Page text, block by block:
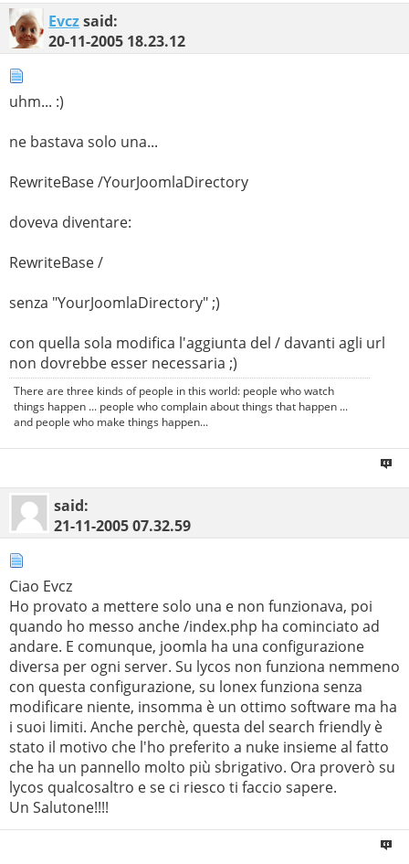
Evczsaid:
20-11-2005 18.23.12
uhm... :)
ne bastava solo una...
RewriteBase /YourJoomlaDirectory
doveva diventare:
RewriteBase /
senza "YourJoomlaDirectory" ;)
con quella sola modifica l'aggiunta del / davanti agli url
non dovrebbe esser necessaria ;)
There are three kinds of people in this world: people who watch
things happen ... people who complain about things that happen ...
and people who make things happen...
said:
21-11-200507.32.59
Ciao Evcz
Ho provato a mettere solo una e non funzionava, poi
quando ho messo anche /index.php ha cominciato ad
andare. E comunque, joomla ha una configurazione
diversa per ogni server. Su lycos non funziona nemmeno
con questa configurazione, su lonex funziona senza
modificare niente, insomma è un ottimo software ma ha
i suoi limiti. Anche perchè, questa del search friendly è
stato il motivo che l'ho preferito a nuke insieme al fatto
che ha un pannello molto più sbrigativo. Ora proverò su
lycos qualcosaltro e se ci riesco ti faccio sapere.
Un Salutone!!!!